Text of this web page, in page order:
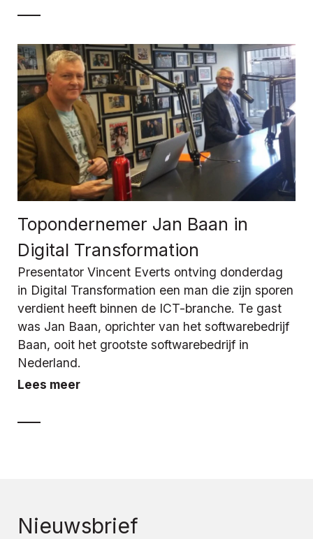
Topondernemer Jan Baan in
Digital Transformation
Presentator Vincent Everts ontving donderdag
in Digital Transformation een man die zijn sporen
verdient heeft binnen de ICT-branche. Te gast
was Jan Baan, oprichter van het softwarebedrijf
Baan, ooit het grootste softwarebedrijf in
Nederland.
Lees meer
Nieuwsbrief